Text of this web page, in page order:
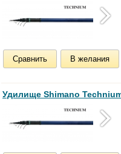
Сравнить В желания
Удилище Shimano